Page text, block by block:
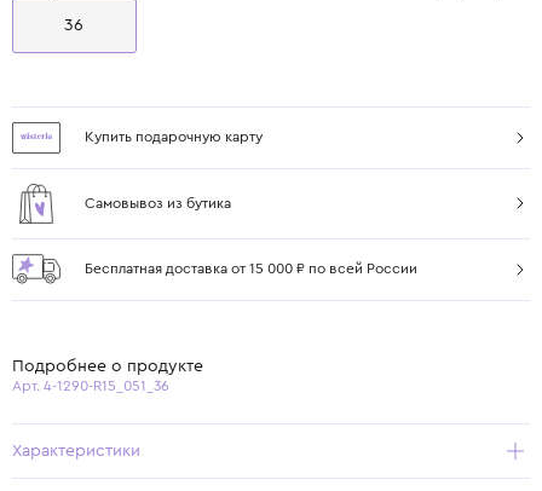
36
Купить подарочную карту
Самовывоз из бутика
Бесплатная доставка от 15 000 ₽ по всей России
Подробнее о продукте
Арт. 4-1290-R15_051_36
Характеристики